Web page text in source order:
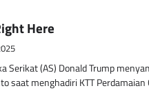
Here
Serikat (AS) Donald Trump
saat menghadiri KTT Perdamaian